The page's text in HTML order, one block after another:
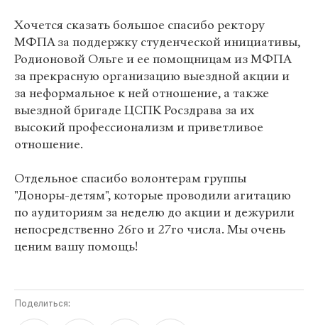
Хочется сказать большое спасибо ректору
МФПА за поддержку студенческой инициативы,
Родионовой Ольге и ее помощницам из МФПА
за прекрасную организацию выездной акции и
за неформальное к ней отношение, а также
выездной бригаде ЦСПК Росздрава за их
высокий профессионализм и приветливое
отношение.
Отдельное спасибо волонтерам группы
"Доноры-детям", которые проводили агитацию
по аудиториям за неделю до акции и дежурили
непосредственно 26го и 27го числа. Мы очень
ценим вашу помощь!
Поделиться: